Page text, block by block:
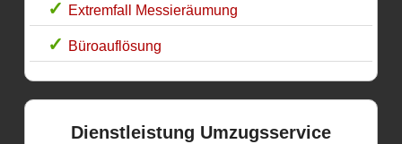
Extremfall Messieräumung
Büroauflösung
Dienstleistung Umzugsservice